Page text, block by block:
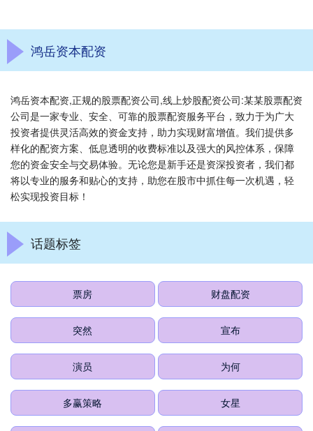
鸿岳资本配资
鸿岳资本配资,正规的股票配资公司,线上炒股配资公司:某某股票配资
公司是一家专业、安全、可靠的股票配资服务平台，致力于为广大
投资者提供灵活高效的资金支持，助力实现财富增值。我们提供多
样化的配资方案、低息透明的收费标准以及强大的风控体系，保障
您的资金安全与交易体验。无论您是新手还是资深投资者，我们都
将以专业的服务和贴心的支持，助您在股市中抓住每一次机遇，轻
松实现投资目标！
话题标签
票房 财盘配资
突然 宣布
演员 为何
多赢策略 女星